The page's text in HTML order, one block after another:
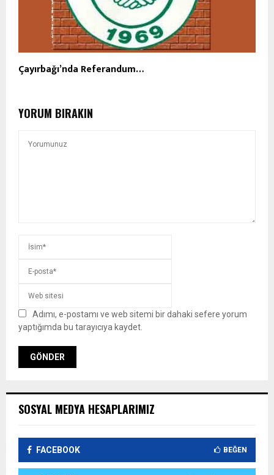
Çayırbağı’nda Referandum…
YORUM BIRAKIN
Adımı, e-postamı ve web sitemi bir dahaki sefere yorum
yaptığımda bu tarayıcıya kaydet.
SOSYAL MEDYA HESAPLARIMIZ
FACEBOOK BEĞEN